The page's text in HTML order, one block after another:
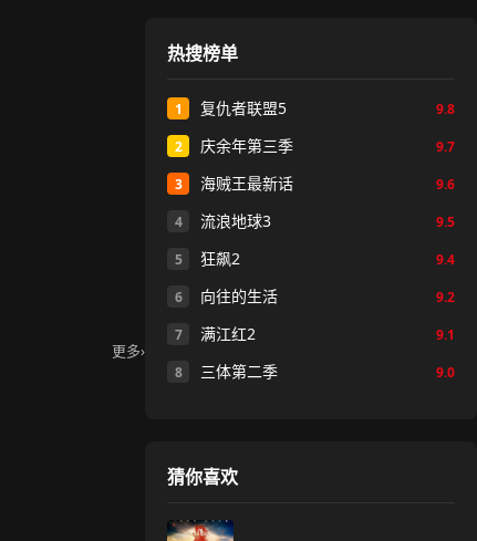
更多›
热搜榜单
1 复仇者联盟5
9.8
2
庆余年第三季
9.7
3
海贼王最新话
9.6
4
流浪地球3
9.5
5
狂飙2
9.4
6
向往的生活
9.2
7
满江红2
9.1
8
三体第二季 9.0
猜你喜欢